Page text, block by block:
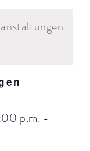
UND
p.m. -